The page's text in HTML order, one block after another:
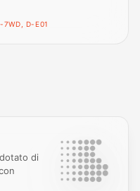
7WD, D-E01
di